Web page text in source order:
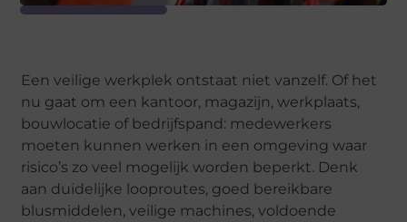
Een veilige werkplek ontstaat niet vanzelf. Of het
nu gaat om een kantoor, magazijn, werkplaats,
bouwlocatie of bedrijfspand: medewerkers
moeten kunnen werken in een omgeving waar
risico’s zo veel mogelijk worden beperkt. Denk
aan duidelijke looproutes, goed bereikbare
blusmiddelen, veilige machines, voldoende